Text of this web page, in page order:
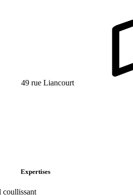
49 rue Liancourt
Expertises
coullissant